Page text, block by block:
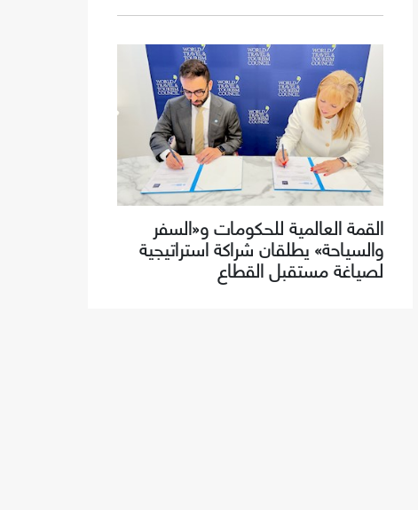
القمة العالمية للحكومات و«السفر
والسياحة» يطلقان شراكة استراتيجية
لصياغة مستقبل القطاع